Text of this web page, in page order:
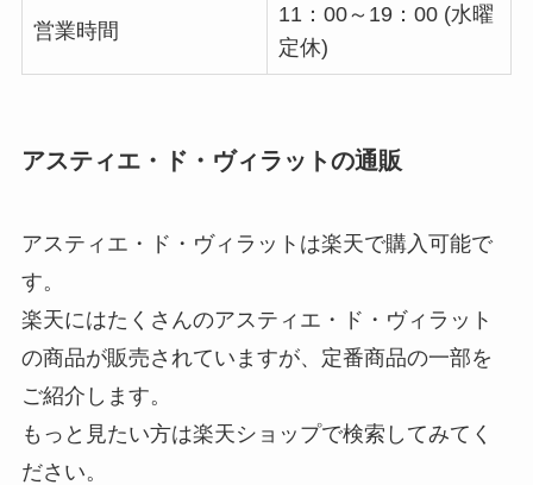
営業時間
11：00～19：00 (水曜
定休)
アスティエ・ド・ヴィラットの通販
アスティエ・ド・ヴィラットは楽天で購入可能で
す。
楽天にはたくさんのアスティエ・ド・ヴィラット
の商品が販売されていますが、定番商品の一部を
ご紹介します。
もっと見たい方は楽天ショップで検索してみてく
ださい。